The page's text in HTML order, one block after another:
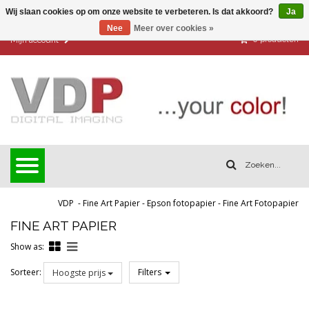
Mijn account 0 producten
VDP -Fine Art Papier-Epson fotopapier-Fine Art Fotopapier
FINE ART PAPIER
Show as:
Sorteer: Hoogste prijs Filters
Wij slaan cookies op om onze website te verbeteren. Is dat akkoord?
Ja
Nee
Meer over cookies »